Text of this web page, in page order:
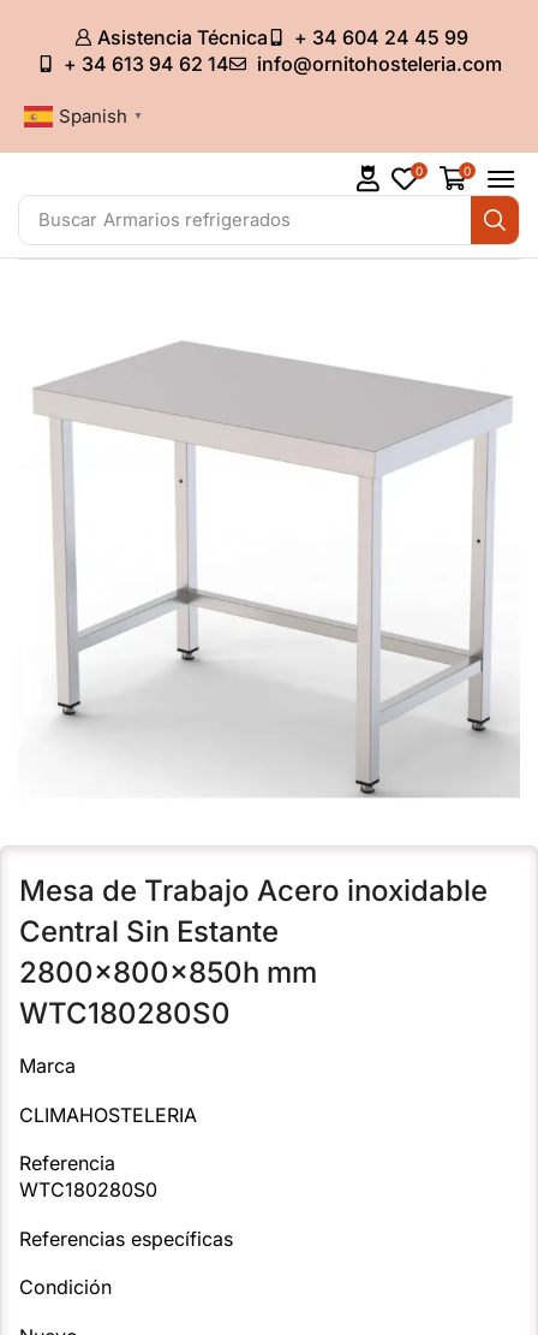
Asistencia Técnica
+ 34 604 24 45 99
+ 34 613 94 62 14
info@ornitohosteleria.com
Spanish ▼
Buscar Armarios refrigerados
0 0
Mesa de Trabajo Acero inoxidable
Central Sin Estante
2800x800x850h mm
WTC180280S0
Marca
CLIMAHOSTELERIA
Referencia
WTC180280S0
Referencias específicas
Condición